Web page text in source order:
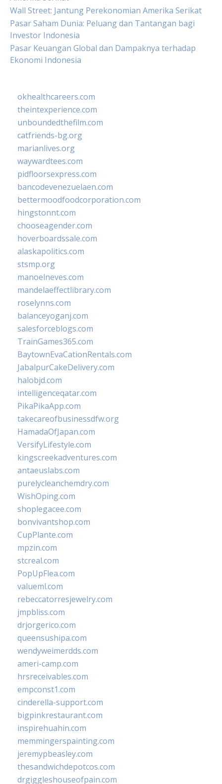
Wall Street: Jantung Perekonomian Amerika Serikat
Pasar Saham Dunia: Peluang dan Tantangan bagi
Investor Indonesia
Pasar Keuangan Global dan Dampaknya terhadap
Ekonomi Indonesia
okhealthcareers.com
theintexperience.com
unboundedthefilm.com
catfriends-bg.org
marianlives.org
waywardtees.com
pidfloorsexpress.com
bancodevenezuelaen.com
bettermoodfoodcorporation.com
hingstonnt.com
chooseagender.com
hoverboardssale.com
alaskapolitics.com
stsmp.org
manoelneves.com
mandelaeffectlibrary.com
roselynns.com
balanceyoganj.com
salesforceblogs.com
TrainGames365.com
BaytownEvaCationRentals.com
JabalpurCakeDelivery.com
halobjd.com
intelligenceqatar.com
PikaPikaApp.com
takecareofbusinessdfw.org
HamadaOfJapan.com
VersifyLifestyle.com
kingscreekadventures.com
antaeuslabs.com
purelycleanchemdry.com
WishOping.com
shoplegacee.com
bonvivantshop.com
CupPlante.com
mpzin.com
stcreal.com
PopUpFlea.com
valueml.com
rebeccatorresjewelry.com
jmpbliss.com
drjorgerico.com
queensushipa.com
wendyweimerdds.com
ameri-camp.com
hrsreceivables.com
empconst1.com
cinderella-support.com
bigpinkrestaurant.com
inspirehuahin.com
memmingerspainting.com
jeremypbeasley.com
thesandwichdepotcos.com
drgiggleshouseofpain.com